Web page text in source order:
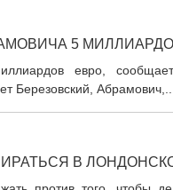
5
евро, сообщает
Березовский, Абрамович,...
В